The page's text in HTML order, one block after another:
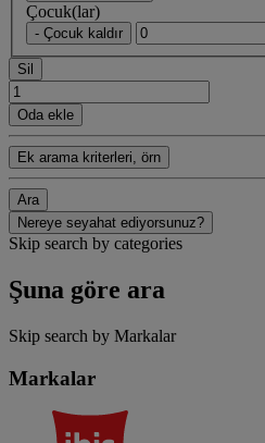
Çocuk(lar)
- Çocuk kaldır
Sil
Oda ekle
Ek arama kriterleri, örn
Ara
Nereye seyahat ediyorsunuz?
Skip search by categories
Şuna göre ara
Skip search by Markalar
Markalar